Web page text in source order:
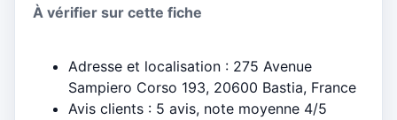
À vérifier sur cette fiche
Adresse et localisation : 275 Avenue
Sampiero Corso 193, 20600 Bastia, France
Avis clients : 5 avis, note moyenne 4/5